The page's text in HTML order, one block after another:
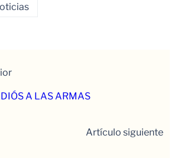
A LAS ARMAS
Artículo siguiente